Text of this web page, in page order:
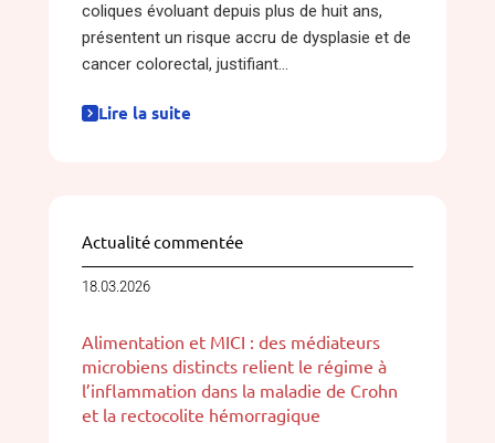
coliques évoluant depuis plus de huit ans,
présentent un risque accru de dysplasie et de
cancer colorectal, justifiant...
Lire la suite
Actualité commentée
18.03.2026
Alimentation et MICI : des médiateurs
microbiens distincts relient le régime à
l’inflammation dans la maladie de Crohn
et la rectocolite hémorragique